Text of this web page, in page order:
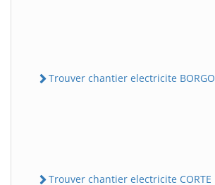
Trouver chantier electricite BORGO
Trouver chantier electricite CORTE